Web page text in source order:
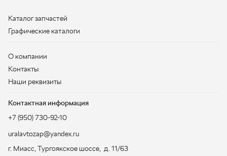
Контактная информация
+7 (950) 730-92-10
uralavtozap@yandex.ru
г. Миасс, Тургоякское шоссе, д. 11/63
Полная контактная информация